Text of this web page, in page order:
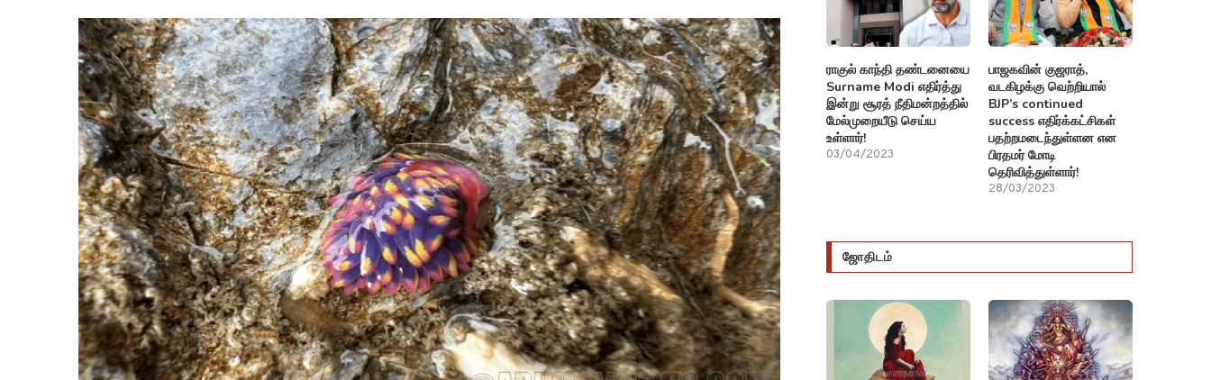
ராகுல் காந்தி தண்டனையை
Surname Modi எதிர்த்து
இன்று சூரத் நீதிமன்றத்தில்
மேல்முறையீடு செய்ய
உள்ளார்!
03/04/2023
பாஜகவின் குஜராத்,
வடகிழக்கு வெற்றியால்
BJP’s continued
success எதிர்க்கட்சிகள்
பதற்றமடைந்துள்ளன என
பிரதமர் மோடி
தெரிவித்துள்ளார்!
28/03/2023
ஜோதிடம்